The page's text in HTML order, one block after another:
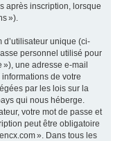
après inscription, lorsque
»).
d’utilisateur unique (ci-
personnel utilisé pour
une adresse e-mail
de votre
par les lois sur la
qui nous héberge.
votre mot de passe et
peut être obligatoire
». Dans tous les